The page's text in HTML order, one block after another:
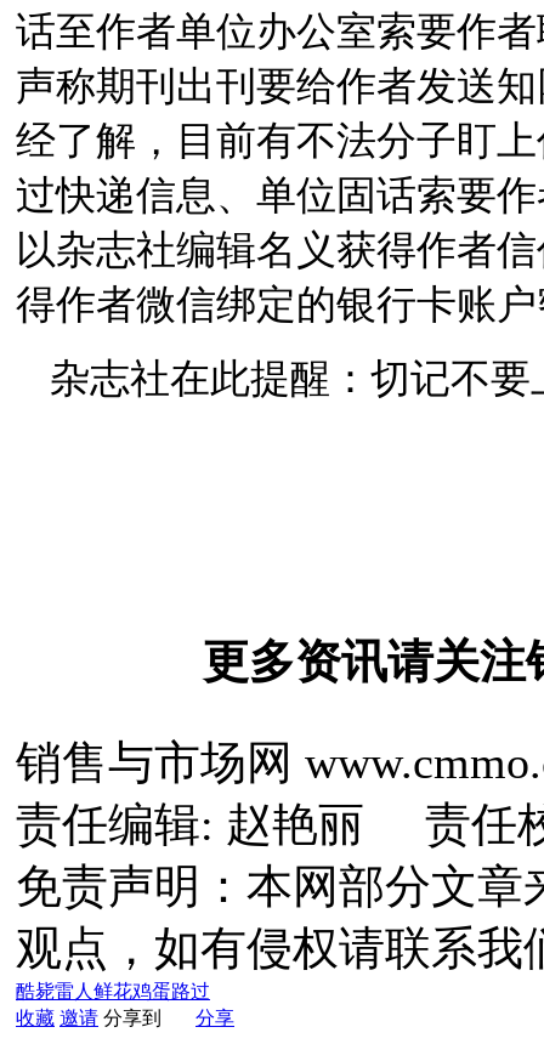
话至作者单位办公室索要作
声称期刊出刊要给作者发送
经了解 ，目前有不法分子盯
过快递信息、单位固话索要
以杂志社编辑名义获得作者
得作者微信绑定的银行卡账户
杂志社在此提醒： 切记不要
更多资讯请关注
销售与市场网
责任编辑: 赵艳丽 责任
免责声明：本网部分文
观点，如有侵权请联系我
酷毙雷人 鲜花鸡蛋路过
收藏 邀请 分享到 分享